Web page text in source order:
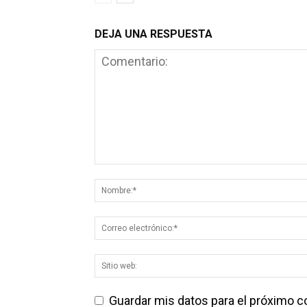
DEJA UNA RESPUESTA
Guardar mis datos para el próximo